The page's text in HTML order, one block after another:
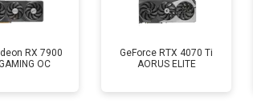
RX 7900
OC
GeForce RTX 4070 Ti
AORUS ELITE